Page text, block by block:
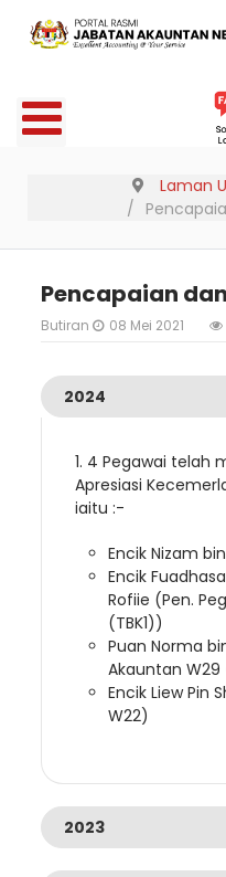
Laman
Pencapaian
Butiran 08 Mei 2021
2024
1. 4 Pegawai telah
Apresiasi
iaitu :-
Encik Nizam
Encik
Rofiie (Pen.
(TBK1))
Puan Norma
Akauntan W29
Encik Liew Pin
W22)
2023